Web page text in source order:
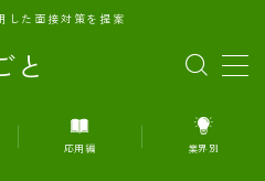
と
した面接対策を提案
か？ 応用編 業界別